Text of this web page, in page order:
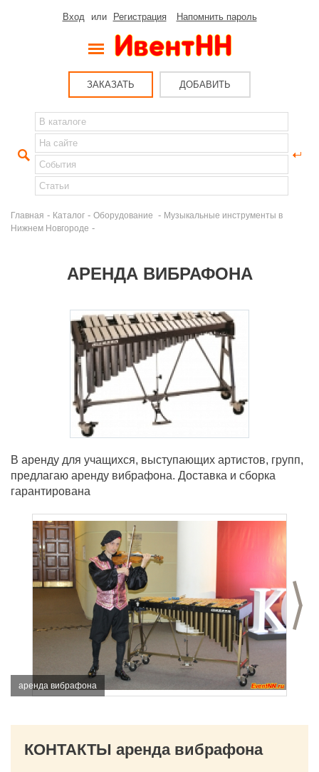
Вход или Регистрация Напомнить пароль
ЗАКАЗАТЬ ДОБАВИТЬ
Главная - Каталог - Оборудование - Музыкальные инструменты в
Нижнем Новгороде -
АРЕНДА ВИБРАФОНА
В аренду для учащихся, выступающих артистов, групп,
предлагаю аренду вибрафона. Доставка и сборка
гарантирована
аренда вибрафона
КОНТАКТЫ аренда вибрафона